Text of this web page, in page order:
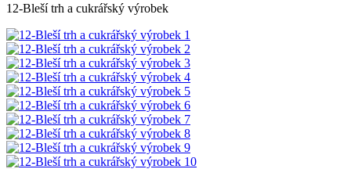
12-Bleší trh a cukrářský výrobek